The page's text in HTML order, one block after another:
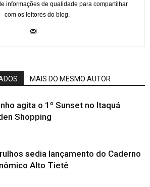
informações de qualidade para compartilhar
com os leitores do blog.
MAIS DO MESMO AUTOR
agita o 1º Sunset no Itaquá
Shopping
sedia lançamento do Caderno
Alto Tietê